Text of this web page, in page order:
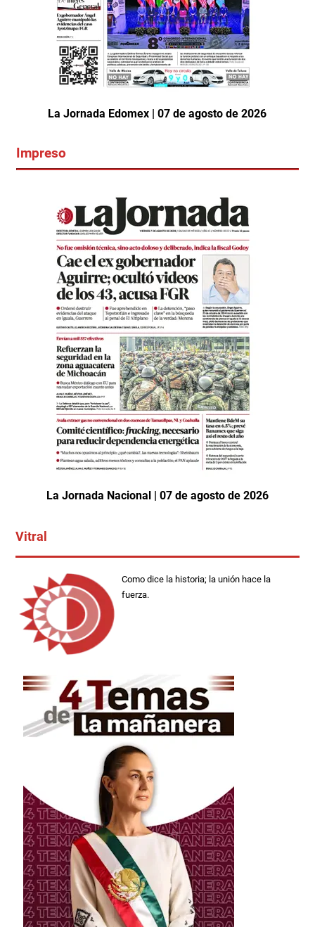
La Jornada Edomex | 07 de agosto de 2026
Impreso
La Jornada Nacional | 07 de agosto de 2026
Vitral
Como dice la historia; la unión hace la
fuerza.